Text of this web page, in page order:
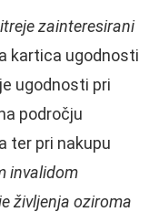
zainteresirani
kartica ugodnosti
ugodnosti pri
področju
ter pri nakupu
invalidom
življenja oziroma